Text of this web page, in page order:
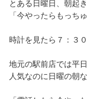
とある日曜日、朝起
「今やったらもっち
時計を見たら７：３０
地元の駅前店では平
人気なのに日曜の朝